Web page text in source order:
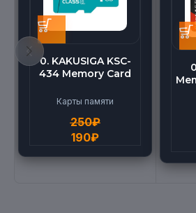
0. KAKUSIGA KSC-
434 Memory Card
High Speed (4G)
Карты памяти
250₽
190₽